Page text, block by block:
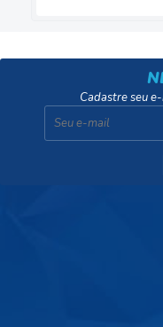
Cadastre seu